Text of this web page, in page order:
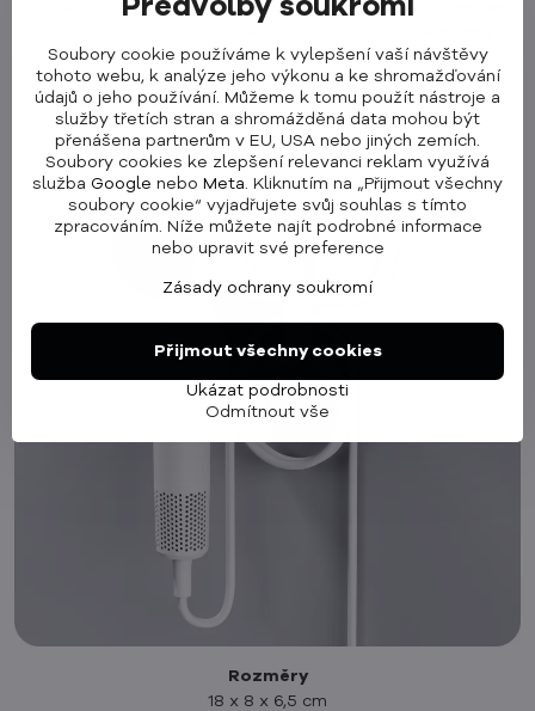
místa pro váš fén! Díkysilnému magnetickému uchycení
padání a žádné škrábance!
Instalace je snadnádíky možnosti připevnění pomocí
šroubků nebo lepidla, které jsou obojí součástí balení.
Rozměry
18 x 8 x 6,5 cm
Předvolby soukromí
Soubory cookie používáme k vylepšení vaší návštěvy
tohoto webu, k analýze jeho výkonu a ke shromažďování
údajů o jeho používání. Můžeme k tomu použít nástroje a
služby třetích stran a shromážděná data mohou být
přenášena partnerům v EU, USA nebo jiných zemích.
Soubory cookies ke zlepšení relevanci reklam využívá
služba Google nebo Meta . Kliknutím na „Přijmout všechny
soubory cookie“ vyjadřujete svůj souhlas s tímto
zpracováním. Níže můžete najít podrobné informace
nebo upravit své preference
Zásady ochrany soukromí
Ukázat podrobnosti
Přijmout všechny cookies
Odmítnout vše